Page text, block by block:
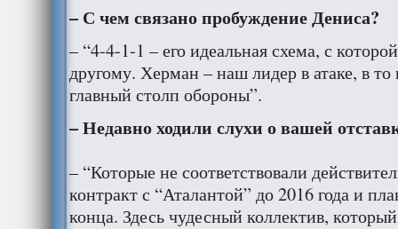
– С чем связано пробуждение Дениса?
– “4-4-1-1 – его идеальная схема, с
другому. Херман – наш лидер в атаке, в
главный столп обороны”.
– Недавно ходили слухи о вашей
– “Которые не соответствовали
контракт с “Аталантой” до 2016 года и
конца. Здесь чудесный коллектив,